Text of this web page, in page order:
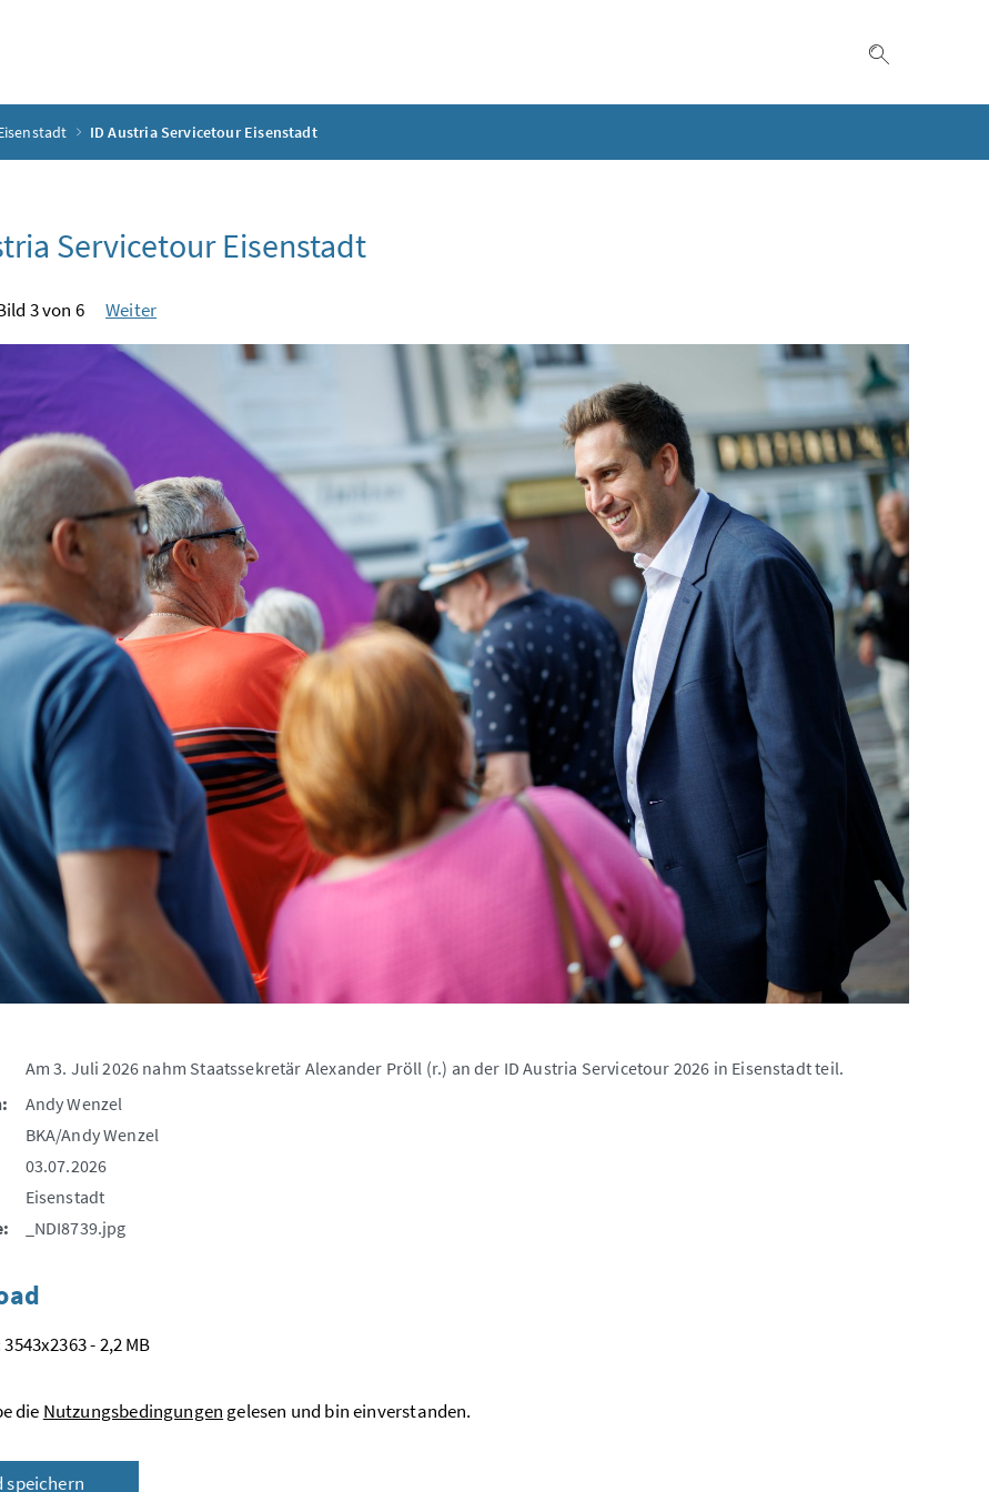
ID Austria Servicetour Eisenstadt
Servicetour Eisenstadt
3 von 6 Weiter
Am 3. Juli 2026 nahm Staatssekretär Alexander Pröll (r.) an der ID Austria Servicetour 2026 in Eisenstadt teil.
Andy Wenzel
BKA/Andy Wenzel
03.07.2026
Eisenstadt
_NDI8739.jpg
- 2,2 MB
die Nutzungsbedingungen gelesen und bin einverstanden.
speichern